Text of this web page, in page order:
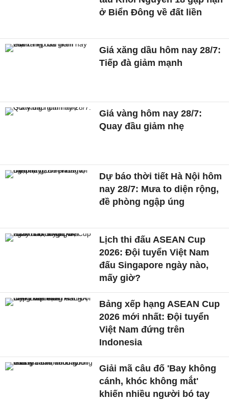
ở Biển Đông về đất liền
Giá xăng dầu hôm nay 28/7:
Tiếp đà giảm mạnh
Giá vàng hôm nay 28/7:
Quay đầu giảm nhẹ
Dự báo thời tiết Hà Nội hôm
nay 28/7: Mưa to diện rộng,
đề phòng ngập úng
Lịch thi đấu ASEAN Cup
2026: Đội tuyển Việt Nam
đấu Singapore ngày nào,
mấy giờ?
Bảng xếp hạng ASEAN Cup
2026 mới nhất: Đội tuyển
Việt Nam đứng trên
Indonesia
Giải mã câu đố 'Bay không
cánh, khóc không mắt'
khiến nhiều người bó tay